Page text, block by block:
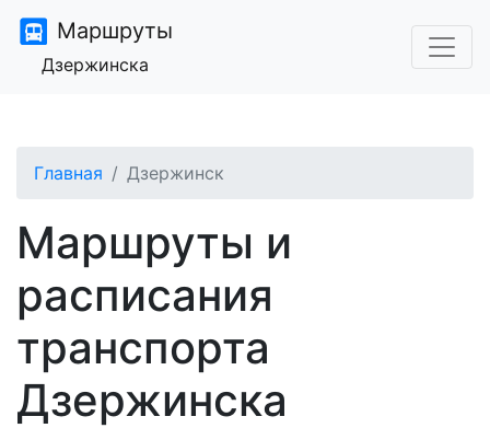
Маршруты
Дзержинска
Главная Дзержинск
Маршруты и
расписания
транспорта
Дзержинска